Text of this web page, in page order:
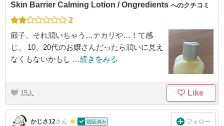
Skin Barrier Calming Lotion / Ongredients へのクチコミ
2
節子、それ潤いちゃう…テカリや…！て感
じ。 10、20代のお嬢さんだったら潤いに見え
なくもないかもし …続きをみる
15 Like
かじさ12さん フォロー